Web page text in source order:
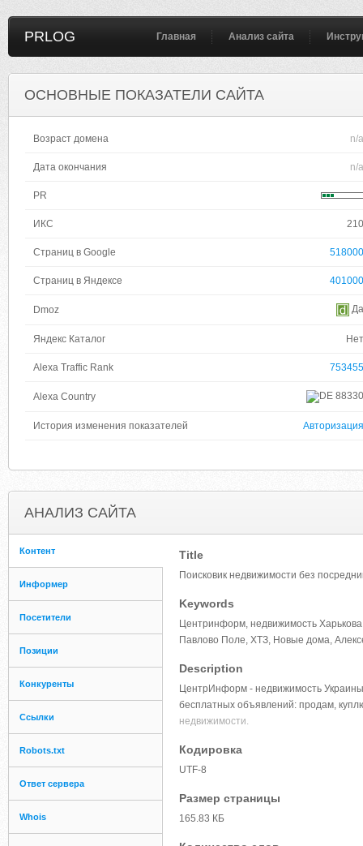
PRLOG Главная Анализ сайта
ОСНОВНЫЕ ПОКАЗАТЕЛИ САЙТА
Возраст домена n/a
Дата окончания n/a
PR
ИКС 210
Страниц в Google 518000
Страниц в Яндексе 401000
Dmoz Да
Яндекс Каталог Нет
Alexa Traffic Rank 753455
Alexa Country 88330
История изменения показателей Авторизация
АНАЛИЗ САЙТА
Контент
Информер
Посетители
Позиции
Конкуренты
Ссылки
Robots.txt
Ответ сервера
Whois
Title
Поисковик недвижимости без
Keywords
Центринформ, недвижимость Харькова
Павлово Поле, ХТЗ, Новые дома,
Description
ЦентрИнформ - недвижимость
бесплатных объявлений: продам,
недвижимости.
Кодировка
UTF-8
Размер страницы
165.83 КБ